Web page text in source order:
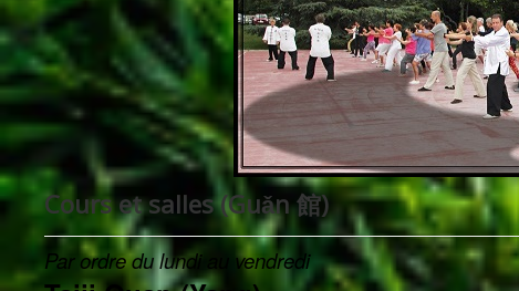
Cours et salles (Guǎn 館)
Par ordre du lundi au vendredi